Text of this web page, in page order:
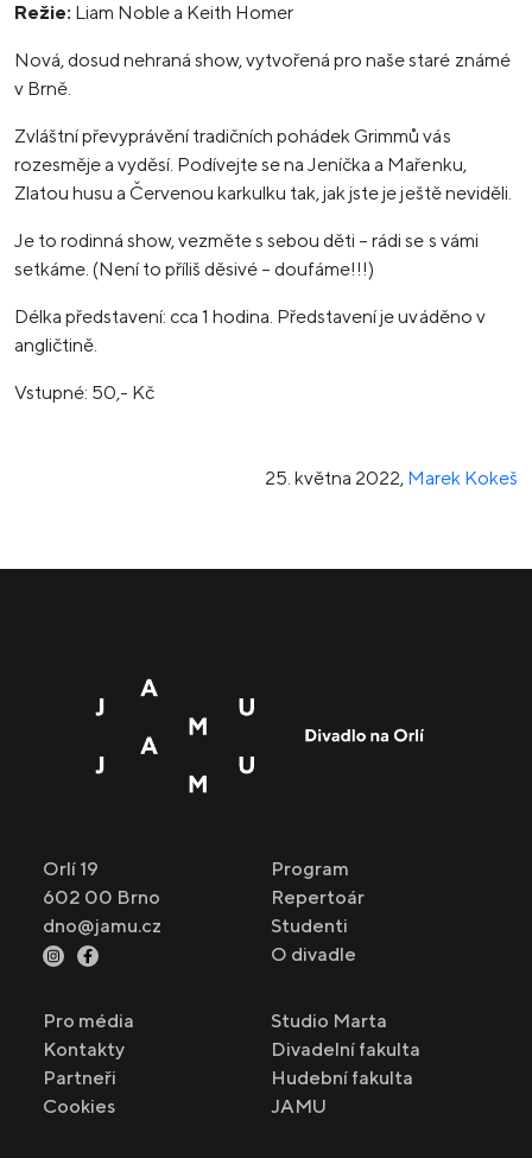
Režie: Liam Noble a Keith Homer
Nová, dosud nehraná show, vytvořená pro naše staré známé
v Brně.
Zvláštní převyprávění tradičních pohádek Grimmů vás
rozesměje a vyděsí. Podívejte se na Jeníčka a Mařenku,
Zlatou husu a Červenou karkulku tak, jak jste je ještě neviděli.
Je to rodinná show, vezměte s sebou děti – rádi se s vámi
setkáme. (Není to příliš děsivé – doufáme!!!)
Délka představení: cca 1 hodina. Představení je uváděno v
angličtině.
Vstupné: 50,- Kč
25. května 2022, Marek Kokeš
Orlí 19
602 00 Brno
dno@jamu.cz
Program
Repertoár
Studenti
O divadle
Pro média
Kontakty
Partneři
Cookies
Studio Marta
Divadelní fakulta
Hudební fakulta
JAMU